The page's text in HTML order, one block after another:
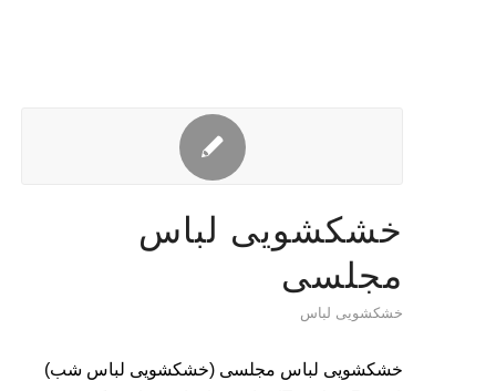
خشکشویی لباس
مجلسی
خشکشویی لباس
خشکشویی لباس مجلسی (خشکشویی لباس شب)